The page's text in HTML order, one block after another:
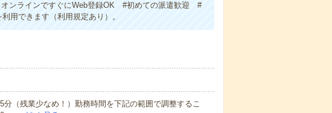
オンラインですぐにWeb登録OK #初めての派遣歓迎 #
用できます（利用規定あり）。
（残業少なめ！）勤務時間を下記の範囲で調整するこ